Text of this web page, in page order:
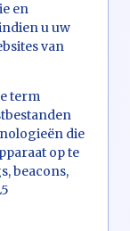
en
u uw
van
term
die
op te
beacons,